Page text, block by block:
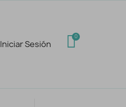
Iniciar Sesión